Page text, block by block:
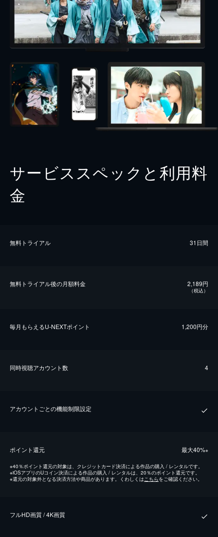
サービススペックと利用料
金
無料トライアル 31日間
無料トライアル後の⽉額料金 2,189円
（税込）
毎⽉もらえるU-NEXTポイント 1,200円分
同時視聴アカウント数 4
アカウントごとの機能制限設定
ポイント還元 最⼤40%※
※40％ポイント還元の対象は、クレジットカード決済による作品の購入 / レンタルです。
※iOSアプリのUコイン決済による作品の購入 / レンタルは、20％のポイント還元です。
※還元の対象外となる決済方法や商品があります。くわしくはこちらをご確認ください。
フルHD画質 / 4K画質